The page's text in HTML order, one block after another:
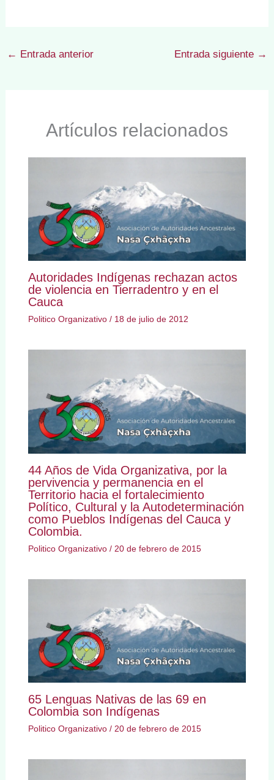
← Entrada anterior Entrada siguiente →
Artículos relacionados
Autoridades Indígenas rechazan actos
de violencia en Tierradentro y en el
Cauca
Politico Organizativo/ 18 de julio de 2012
44 Años de Vida Organizativa, por la
pervivencia y permanencia en el
Territorio hacia el fortalecimiento
Político, Cultural y la Autodeterminación
como Pueblos Indígenas del Cauca y
Colombia.
Politico Organizativo/ 20 de febrero de 2015
65 Lenguas Nativas de las 69 en
Colombia son Indígenas
Politico Organizativo/ 20 de febrero de 2015